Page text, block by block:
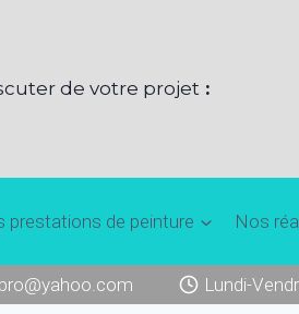
de votre projet :
prestations de peinture Nos
Lundi-